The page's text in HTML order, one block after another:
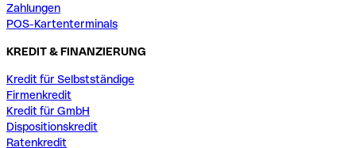
Zahlungen
POS-Kartenterminals
KREDIT & FINANZIERUNG
Kredit für Selbstständige
Firmenkredit
Kredit für GmbH
Dispositionskredit
Ratenkredit